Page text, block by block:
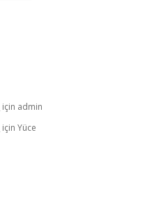
için admin
için Yüce